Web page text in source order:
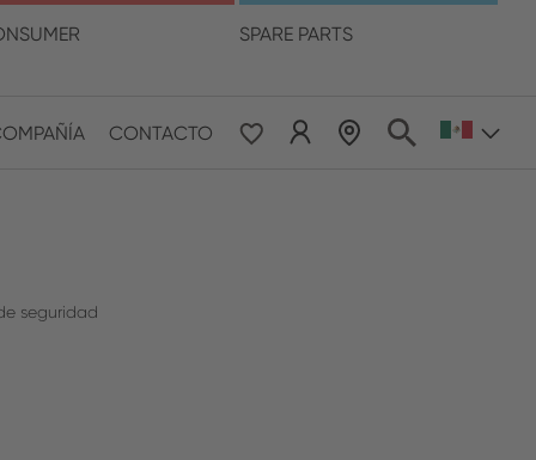
SPARE PARTS
CONTACTO
& Pacific
seguridad